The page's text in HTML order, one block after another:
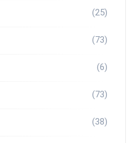
(25)
(73)
(6)
(73)
(38)